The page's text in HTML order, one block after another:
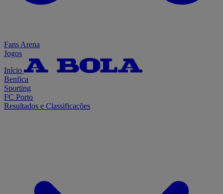
Fans Arena
Jogos
Início
Benfica
Sporting
FC Porto
Resultados e Classificações